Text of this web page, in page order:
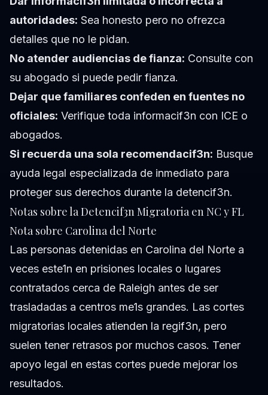
autoridades: Sea honesto pero no ofrezca
detalles que no le pidan.
No atender audiencias de fianza: Consulte con
su abogado si puede pedir fianza.
Dejar que familiares confeden en fuentes no
oficiales: Verifique toda informacif3n con ICE o
abogados.
Si recuerda una sola recomendacif3n: Busque
ayuda legal especializada de inmediato para
proteger sus derechos durante la detencif3n.
Notas sobre la Detencif3n Migratoria en NC y FL
Nota sobre Carolina del Norte
Las personas detenidas en Carolina del Norte a
veces este1n en prisiones locales o lugares
contratados cerca de Raleigh antes de ser
trasladadas a centros me1s grandes. Las cortes
migratorias locales atienden la regif3n, pero
suelen tener retrasos por muchos casos. Tener
apoyo legal en estas cortes puede mejorar los
resultados.